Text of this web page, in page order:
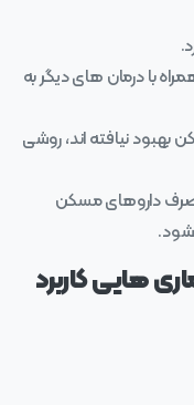
با درمان های دیگر به
بهبود نیافته اند، روشی
داروهای مسکن
شود.
هایی کاربرد